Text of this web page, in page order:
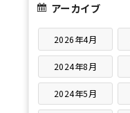
アーカイブ
2026年4月
2024年8月
2024年5月